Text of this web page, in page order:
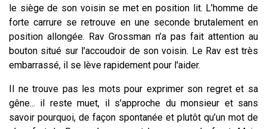
le siège de son voisin se met en position lit. L’homme de
forte carrure se retrouve en une seconde brutalement en
position allongée. Rav Grossman n’a pas fait attention au
bouton situé sur l'accoudoir de son voisin. Le Rav est très
embarrassé, il se lève rapidement pour l'aider.
Il ne trouve pas les mots pour exprimer son regret et sa
gêne... il reste muet, il s'approche du monsieur et sans
savoir pourquoi, de façon spontanée et plutôt qu’un mot de